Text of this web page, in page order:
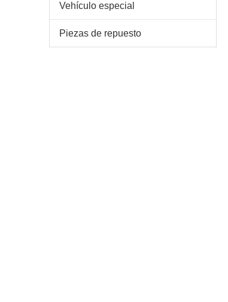
Vehículo especial
Piezas de repuesto